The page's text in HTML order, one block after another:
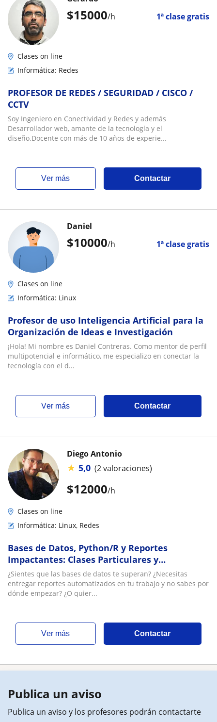
$15000/h 1ª clase gratis
Clases on line
Informática: Redes
PROFESOR DE REDES / SEGURIDAD / CISCO /
CCTV
Soy Ingeniero en Conectividad y Redes y además
Desarrollador web, amante de la tecnología y el
diseño.Docente con más de 10 años de experie...
ver más Contactar
$10000/h 1ª clase gratis
Daniel
Clases on line
Informática: Linux
Profesor de uso Inteligencia Artificial para la
Organización de Ideas e Investigación
¡Hola! Mi nombre es Daniel Contreras. Como mentor de perfil
multipotencial e informático, me especializo en conectar la
tecnología con el d...
ver más Contactar
$12000/h
Diego Antonio
★ 5,0 (2 valoraciones)
Clases on line
Informática: Linux, Redes
Bases de Datos, Python/R y Reportes
Impactantes: Clases Particulares y
Consultoría de Trabajo⁠
¿Sientes que las bases de datos te superan? ¿Necesitas
entregar reportes automatizados en tu trabajo y no sabes por
dónde empezar? ¿O quier...
ver más Contactar
Publica un aviso
Publica un aviso y los profesores podrán contactarte